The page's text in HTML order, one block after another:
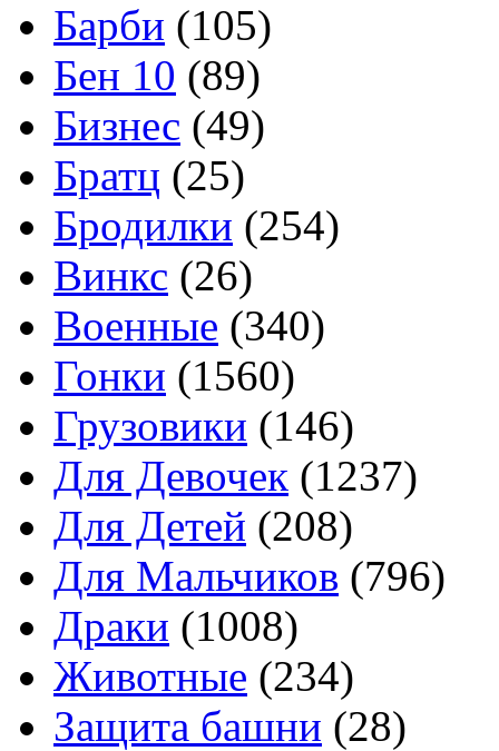
Барби (105)
Бен 10 (89)
Бизнес (49)
Братц (25)
Бродилки (254)
Винкс (26)
Военные (340)
Гонки (1560)
Грузовики (146)
Для Девочек (1237)
Для Детей (208)
Для Мальчиков (796)
Драки (1008)
Животные (234)
Защита башни (28)